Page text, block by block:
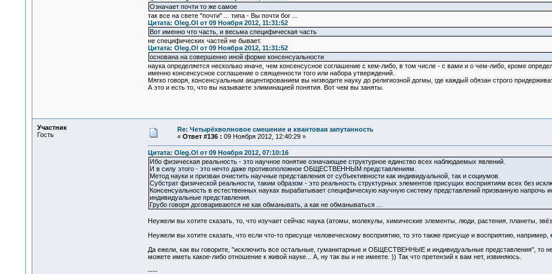
Означает почти то же самое
так все на свете "почти" ... типа - Вы почти бог ...
Цитата: Oleg.Ol от 09 Ноября 2012, 11:31:52
Вот именно что часть, и весьма специфическая часть
не специфических частей не бывает.
Цитата: Oleg.Ol от 09 Ноября 2012, 11:31:52
основана на совершенно иной форме консенсуальности
наука определяется несколько иначе, чем консенсусное соглашение с кем-либо, в том числе - с вами и о чем-либо, кроме
именно консенсусное соглашение о священности того или набора утверждений.
Мягко говоря, консенсуальным акцентированием вы низводите науку до религиозной догмы, где каждый обязан строго
А это и есть то, что вы называете элиминацией понятия. Вот чем вы заняты.
Участник
Гость
Re: Четырёхволновое смешение и квантовая запутанность
« Ответ #136 : 09 Ноября 2012, 12:40:29 »
Цитата: Oleg.Ol от 09 Ноября 2012, 07:10:16
Ибо физическая реальность - это научное понятие означающее структурное единство всех наблюдаемых явлений.
И в силу этого - это нечто даже противоположное ОБЩЕСТВЕННЫМ представлениям.
Метод науки и призван очистить научные представления от субъективности как индивидуальной, так и социумов.
Субстрат физической реальности, таким образом - это реальность структурных элементов присущих восприятиям всех без
Консенсуальность в естественных науках вырабатывает специфическую научную систему представлений призванную
индивидуальные представления.
Грубо говоря договариваются не как обманывать, а как не обманываться ...
Неужели вы хотите сказать, то, что изучает сейчас наука (атомы, молекулы, химические элементы, люди, растения, планеты,
Неужели вы хотите сказать, что если что-то присуще человеческому восприятию, то это также присуще и восприятию, например,
Да ежели, как вы говорите, "исключить все остальные, гуманитарные и ОБЩЕСТВЕННЫЕ и индивидуальные представления",
можете иметь какое-либо отношение к живой науке... А, ну так вы и не имеете. )) Так что претензий к вам нет, извиняюсь.
----